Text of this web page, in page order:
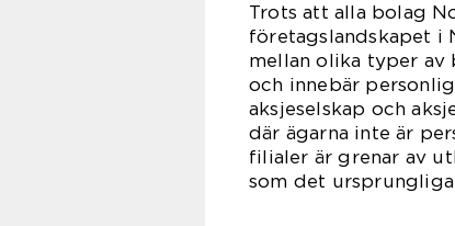
Trots att alla bolag
företagslandskapet
mellan olika typer av
och innebär
aksjeselskap och
där ägarna inte är
filialer är grenar av
som det